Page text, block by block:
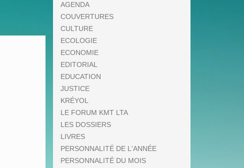
AGENDA
COUVERTURES
CULTURE
ECOLOGIE
ECONOMIE
EDITORIAL
EDUCATION
JUSTICE
KRÉYOL
LE FORUM KMT LTA
LES DOSSIERS
LIVRES
PERSONNALITÉ DE L'ANNÉE
PERSONNALITÉ DU MOIS